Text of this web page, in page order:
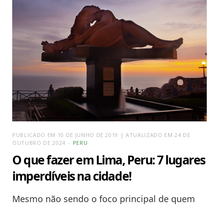
PUBLICADO EM 10 DE JUNHO DE 2019 | ATUALIZADO EM 24 DE
OUTUBRO DE 2024
PERU
O que fazer em Lima, Peru: 7 lugares
imperdíveis na cidade!
Mesmo não sendo o foco principal de quem